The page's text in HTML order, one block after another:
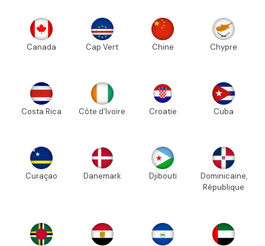
Canada Cap Vert Chine Chypre
Costa Rica Côte d'Ivoire Croatie Cuba
Curaçao Danemark Djibouti
Dominicaine,
République